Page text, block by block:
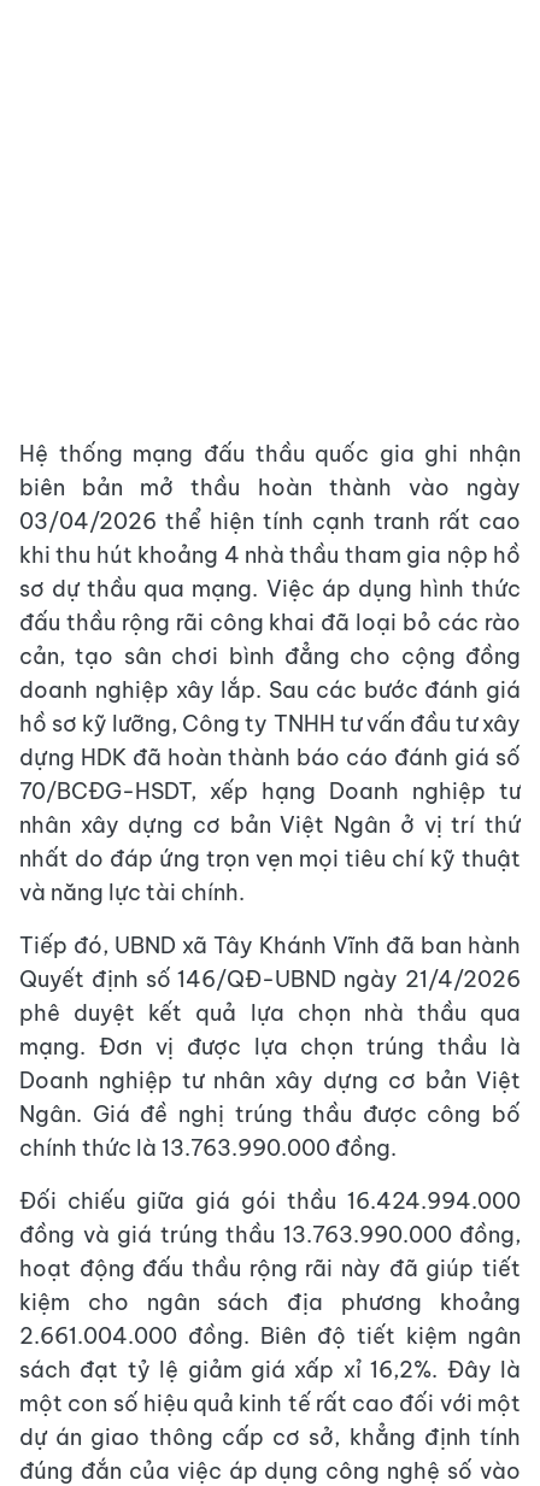
Hệ thống mạng đấu thầu quốc gia ghi nhận
biên bản mở thầu hoàn thành vào ngày
03/04/2026 thể hiện tính cạnh tranh rất cao
khi thu hút khoảng 4 nhà thầu tham gia nộp hồ
sơ dự thầu qua mạng. Việc áp dụng hình thức
đấu thầu rộng rãi công khai đã loại bỏ các rào
cản, tạo sân chơi bình đẳng cho cộng đồng
doanh nghiệp xây lắp. Sau các bước đánh giá
hồ sơ kỹ lưỡng, Công ty TNHH tư vấn đầu tư xây
dựng HDK đã hoàn thành báo cáo đánh giá số
70/BCĐG-HSDT, xếp hạng Doanh nghiệp tư
nhân xây dựng cơ bản Việt Ngân ở vị trí thứ
nhất do đáp ứng trọn vẹn mọi tiêu chí kỹ thuật
và năng lực tài chính.
Tiếp đó, UBND xã Tây Khánh Vĩnh đã ban hành
Quyết định số 146/QĐ-UBND ngày 21/4/2026
phê duyệt kết quả lựa chọn nhà thầu qua
mạng. Đơn vị được lựa chọn trúng thầu là
Doanh nghiệp tư nhân xây dựng cơ bản Việt
Ngân. Giá đề nghị trúng thầu được công bố
chính thức là 13.763.990.000 đồng.
Đối chiếu giữa giá gói thầu 16.424.994.000
đồng và giá trúng thầu 13.763.990.000 đồng,
hoạt động đấu thầu rộng rãi này đã giúp tiết
kiệm cho ngân sách địa phương khoảng
2.661.004.000 đồng. Biên độ tiết kiệm ngân
sách đạt tỷ lệ giảm giá xấp xỉ 16,2%. Đây là
một con số hiệu quả kinh tế rất cao đối với một
dự án giao thông cấp cơ sở, khẳng định tính
đúng đắn của việc áp dụng công nghệ số vào